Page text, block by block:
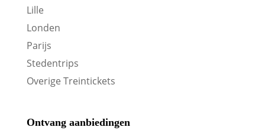
Lille
Londen
Parijs
Stedentrips
Overige Treintickets
Ontvang aanbiedingen